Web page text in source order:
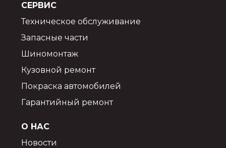
СЕРВИС
Техническое обслуживание
Запасные части
Шиномонтаж
Кузовной ремонт
Покраска автомобилей
Гарантийный ремонт
О НАС
Новости